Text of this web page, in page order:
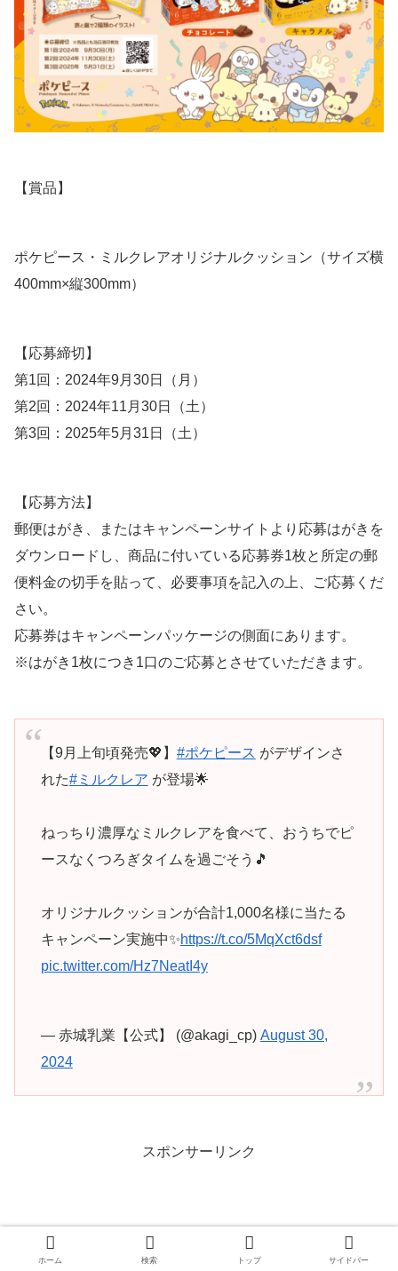
【賞品】
ポケピース・ミルクレアオリジナルクッション（サイズ横
400mm×縦300mm）
【応募締切】
第1回：2024年9月30日（月）
第2回：2024年11月30日（土）
第3回：2025年5月31日（土）
【応募方法】
郵便はがき、またはキャンペーンサイトより応募はがきを
ダウンロードし、商品に付いている応募券1枚と所定の郵
便料金の切手を貼って、必要事項を記入の上、ご応募くだ
さい。
応募券はキャンペーンパッケージの側面にあります。
※はがき1枚につき1口のご応募とさせていただきます。
【9月上旬頃発売💖】 #ポケピース がデザインさ
れた#ミルクレア が登場🌟
ねっちり濃厚なミルクレアを食べて、おうちでピ
ースなくつろぎタイムを過ごそう🎵
オリジナルクッションが合計1,000名様に当たる
キャンペーン実施中✨https://t.co/5MqXct6dsf
pic.twitter.com/Hz7NeatI4y
— 赤城乳業【公式】 (@akagi_cp) August 30,
2024
スポンサーリンク
ホーム 検索 トップ サイドバー